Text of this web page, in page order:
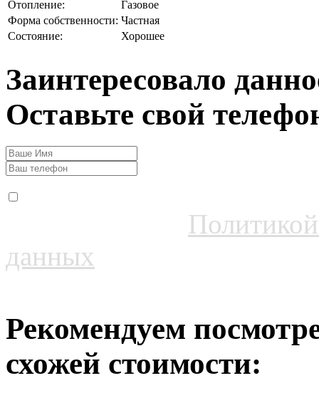
Отопление:
Газовое
Форма собственности: Частная
Состояние:
Хорошее
Заинтересовало
Оставьте свой
данных
Рекомендуем
схожей стоимости: